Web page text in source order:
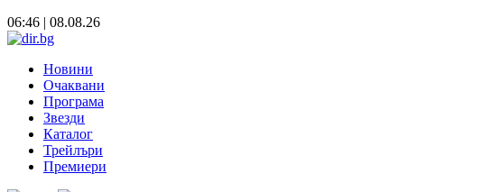
06:46 | 08.08.26
Новини
Очаквани
Програма
Звезди
Каталог
Трейлъри
Премиери